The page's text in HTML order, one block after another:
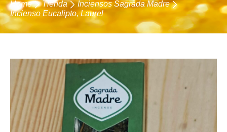
Home Tienda
Inciensos Sagrada Madre
Incienso Eucalipto, Laurel